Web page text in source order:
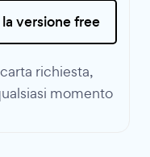
versione free
richiesta,
momento